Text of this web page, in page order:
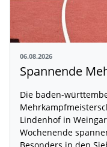
06.08.2026
Die baden-
Lindenhof in
Wochenende